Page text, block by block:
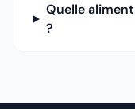
Quelle
?